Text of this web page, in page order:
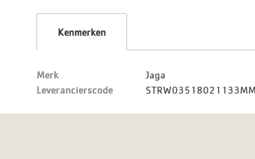
Kenmerken
Merk
Jaga
Leverancierscode